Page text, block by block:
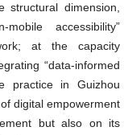
structural dimension,
accessibility”
at the capacity
“data-informed
practice in Guizhou
digital empowerment
but also on its